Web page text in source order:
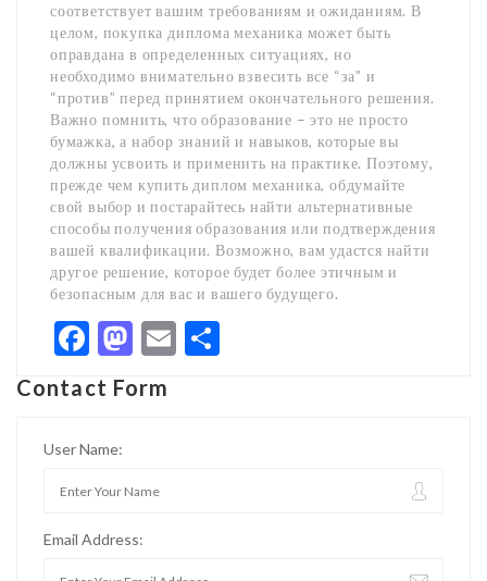
соответствует вашим требованиям и ожиданиям. В
целом, покупка диплома механика может быть
оправдана в определенных ситуациях, но
необходимо внимательно взвесить все “за” и
“против” перед принятием окончательного решения.
Важно помнить, что образование – это не просто
бумажка, а набор знаний и навыков, которые вы
должны усвоить и применить на практике. Поэтому,
прежде чем купить диплом механика, обдумайте
свой выбор и постарайтесь найти альтернативные
способы получения образования или подтверждения
вашей квалификации. Возможно, вам удастся найти
другое решение, которое будет более этичным и
безопасным для вас и вашего будущего.
Facebook
Mastodon
Email
Contact Form
User Name:
Email Address: